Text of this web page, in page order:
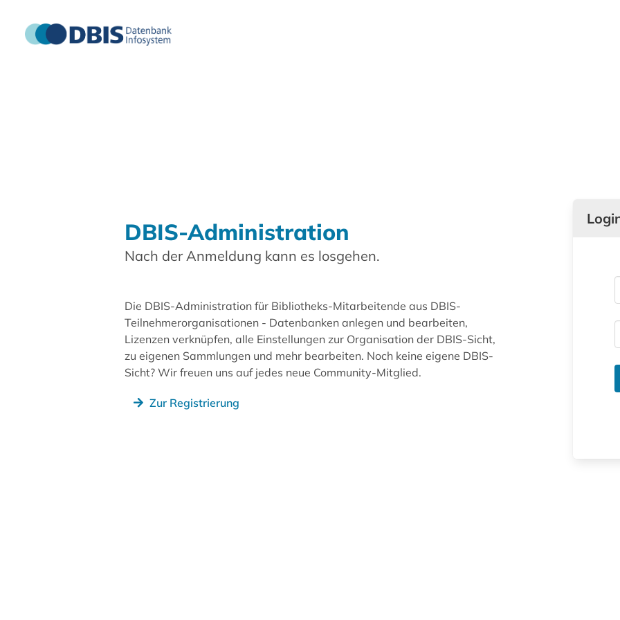
DBIS-Administration
Nach der Anmeldung kann es losgehen.
Die DBIS-Administration für Bibliotheks-Mitarbeitende aus DBIS-
Teilnehmerorganisationen - Datenbanken anlegen und bearbeiten,
Lizenzen verknüpfen, alle Einstellungen zur Organisation der DBIS-Sicht,
zu eigenen Sammlungen und mehr bearbeiten. Noch keine eigene DBIS-
Sicht? Wir freuen uns auf jedes neue Community-Mitglied.
Zur Registrierung